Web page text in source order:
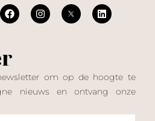
om op de hoogte te
nieuws en ontvang onze